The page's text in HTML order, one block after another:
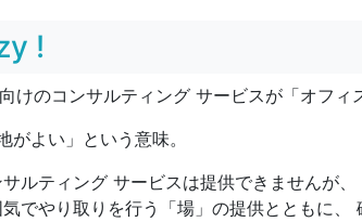
!
けのコンサルティング サービスが「オフィ
よい」という意味。
ルティング サービスは提供できませんが
でやり取りを行う「場」の提供とともに、